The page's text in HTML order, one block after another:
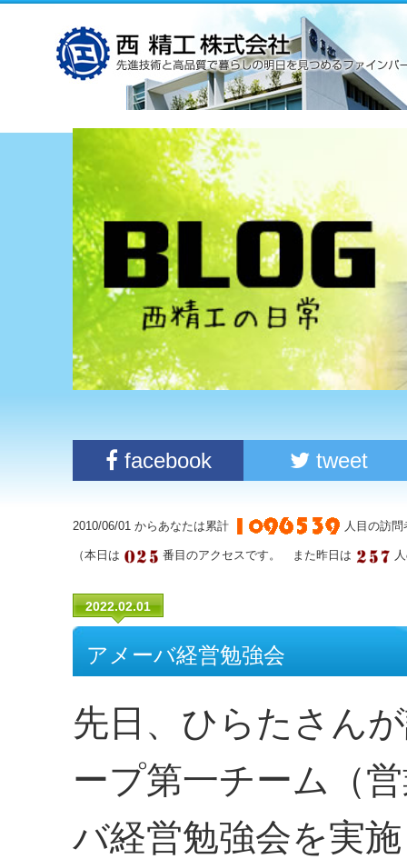
facebook tweet
2010/06/01 からあなたは累計 人目の訪
（本日は 番目のアクセスです。 また昨日は
2022.02.01
アメーバ経営勉強会
先日、ひらたさん
ープ第一チーム（
バ経営勉強会を実